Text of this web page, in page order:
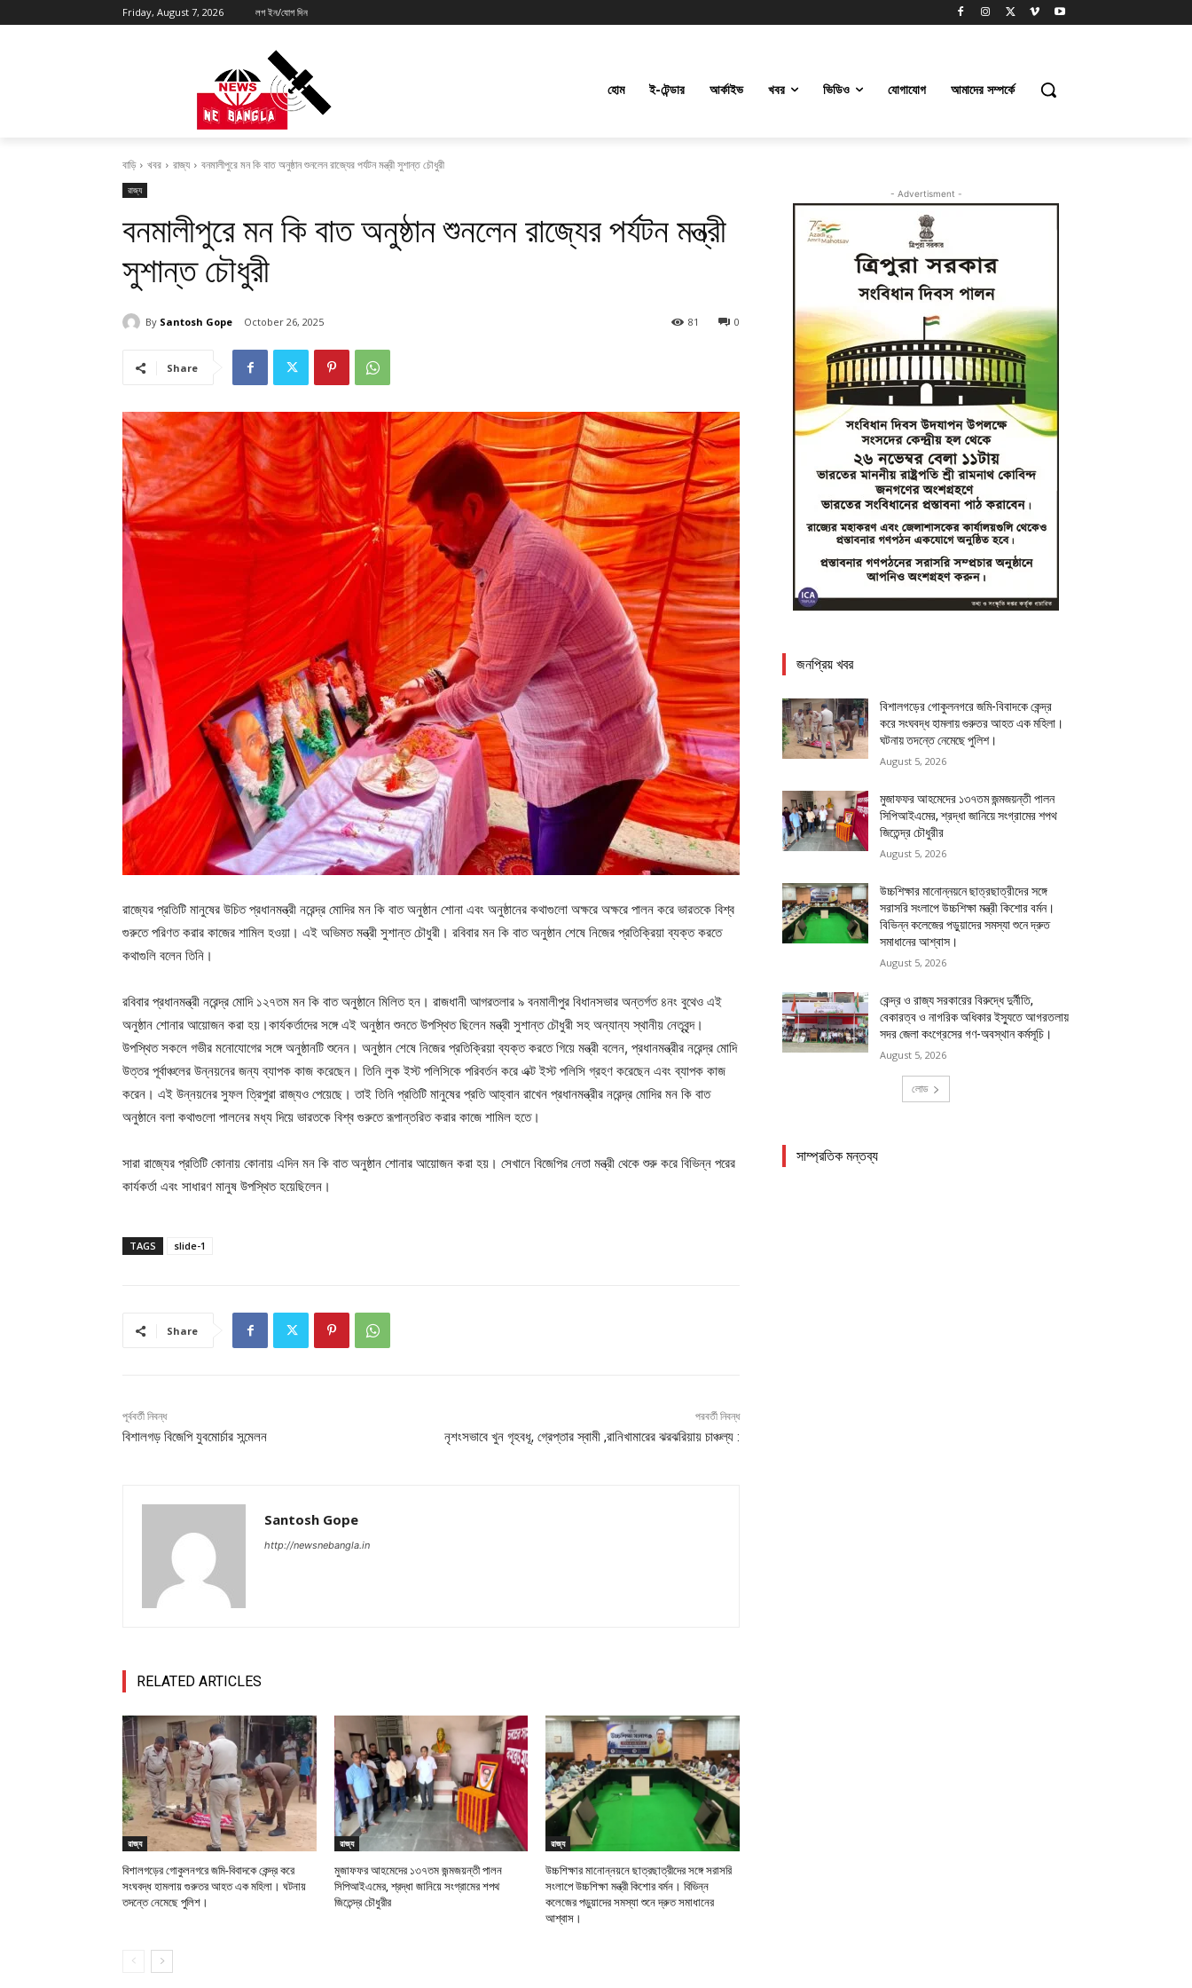
Friday, August 7, 2026 লগ ইন/যোগ দিন
হোম ই-টেন্ডার আর্কাইভ খবর ভিডিও যোগাযোগ আমাদের সম্পর্কে
বাড়ি খবর রাজ্য বনমালীপুরে মন কি বাত অনুষ্ঠান শুনলেন রাজ্যের পর্যটন মন্ত্রী সুশান্ত চৌধুরী
রাজ্য
বনমালীপুরে মন কি বাত অনুষ্ঠান শুনলেন রাজ্যের পর্যটন মন্ত্রী
সুশান্ত চৌধুরী
By Santosh Gope October 26, 2025 0
81
Share
রাজ্যের প্রতিটি মানুষের উচিত প্রধানমন্ত্রী নরেন্দ্র মোদির মন কি বাত অনুষ্ঠান শোনা এবং অনুষ্ঠানের কথাগুলো অক্ষরে অক্ষরে পালন করে ভারতকে বিশ্ব
গুরুতে পরিণত করার কাজের শামিল হওয়া। এই অভিমত মন্ত্রী সুশান্ত চৌধুরী। রবিবার মন কি বাত অনুষ্ঠান শেষে নিজের প্রতিক্রিয়া ব্যক্ত করতে
কথাগুলি বলেন তিনি।
রবিবার প্রধানমন্ত্রী নরেন্দ্র মোদি ১২৭তম মন‌ কি বাত অনুষ্ঠানে মিলিত হন। রাজধানী আগরতলার ৯ বনমালীপুর বিধানসভার অন্তর্গত ৪নং বুথেও এই
অনুষ্ঠান শোনার আয়োজন করা হয়।কার্যকর্তাদের সঙ্গে এই অনুষ্ঠান শুনতে উপস্থিত ছিলেন মন্ত্রী সুশান্ত চৌধুরী সহ অন্যান্য স্থানীয় নেতৃবৃন্দ।
উপস্থিত সকলে গভীর মনোযোগের সঙ্গে অনুষ্ঠানটি শুনেন। অনুষ্ঠান শেষে নিজের প্রতিক্রিয়া ব্যক্ত করতে গিয়ে মন্ত্রী বলেন, প্রধানমন্ত্রীর নরেন্দ্র মোদি
উত্তর পূর্বাঞ্চলের উন্নয়নের জন্য ব্যাপক কাজ করেছেন। তিনি লুক ইস্ট পলিসিকে পরিবর্তন করে এক্ট ইস্ট পলিসি গ্রহণ করেছেন এবং ব্যাপক কাজ
করেন। এই উন্নয়নের সুফল ত্রিপুরা রাজ্যও পেয়েছে। তাই তিনি প্রতিটি মানুষের প্রতি আহ্বান রাখেন প্রধানমন্ত্রীর নরেন্দ্র মোদির মন কি বাত
অনুষ্ঠানে বলা কথাগুলো পালনের মধ্য দিয়ে ভারতকে বিশ্ব গুরুতে রূপান্তরিত করার কাজে শামিল হতে।
সারা রাজ্যের প্রতিটি কোনায় কোনায় এদিন মন কি বাত অনুষ্ঠান শোনার আয়োজন করা হয়। সেখানে বিজেপির নেতা মন্ত্রী থেকে শুরু করে বিভিন্ন পরের
কার্যকর্তা এবং সাধারণ মানুষ উপস্থিত হয়েছিলেন।
TAGS slide-1
Share
পূর্ববর্তী নিবন্ধ
বিশালগড় বিজেপি যুবমোর্চার সন্মেলন
পরবর্তী নিবন্ধ
নৃশংসভাবে খুন গৃহবধূ, গ্রেপ্তার স্বামী ,রানিখামারের ঝরঝরিয়ায় চাঞ্চল্য :
Santosh Gope
http://newsnebangla.in
RELATED ARTICLES
রাজ্য
বিশালগড়ের গোকুলনগরে জমি-বিবাদকে কেন্দ্র করে
সংঘবদ্ধ হামলায় গুরুতর আহত এক মহিলা। ঘটনায়
তদন্তে নেমেছে পুলিশ।
রাজ্য
মুজাফফর আহমেদের ১৩৭তম জন্মজয়ন্তী পালন
সিপিআইএমের, শ্রদ্ধা জানিয়ে সংগ্রামের শপথ
জিতেন্দ্র চৌধুরীর
রাজ্য
উচ্চশিক্ষার মানোন্নয়নে ছাত্রছাত্রীদের সঙ্গে সরাসরি
সংলাপে উচ্চশিক্ষা মন্ত্রী কিশোর বর্মন। বিভিন্ন
কলেজের পড়ুয়াদের সমস্যা শুনে দ্রুত সমাধানের
আশ্বাস।
- Advertisment -
জনপ্রিয় খবর
বিশালগড়ের গোকুলনগরে জমি-বিবাদকে কেন্দ্র
করে সংঘবদ্ধ হামলায় গুরুতর আহত এক মহিলা।
ঘটনায় তদন্তে নেমেছে পুলিশ।
August 5, 2026
মুজাফফর আহমেদের ১৩৭তম জন্মজয়ন্তী পালন
সিপিআইএমের, শ্রদ্ধা জানিয়ে সংগ্রামের শপথ
জিতেন্দ্র চৌধুরীর
August 5, 2026
উচ্চশিক্ষার মানোন্নয়নে ছাত্রছাত্রীদের সঙ্গে
সরাসরি সংলাপে উচ্চশিক্ষা মন্ত্রী কিশোর বর্মন।
বিভিন্ন কলেজের পড়ুয়াদের সমস্যা শুনে দ্রুত
সমাধানের আশ্বাস।
August 5, 2026
কেন্দ্র ও রাজ্য সরকারের বিরুদ্ধে দুর্নীতি,
বেকারত্ব ও নাগরিক অধিকার ইস্যুতে আগরতলায়
সদর জেলা কংগ্রেসের গণ-অবস্থান কর্মসূচি।
August 5, 2026
লোড
সাম্প্রতিক মন্তব্য